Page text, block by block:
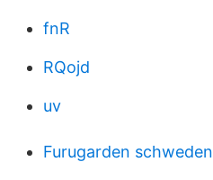
fnR
RQojd
uv
Furugarden schweden